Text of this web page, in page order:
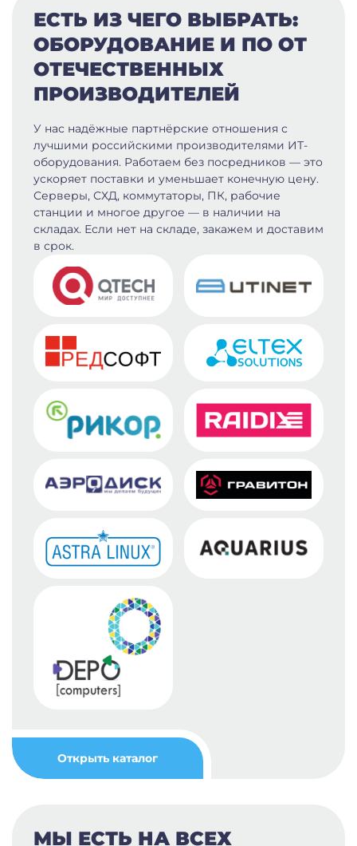
ЕСТЬ ИЗ ЧЕГО ВЫБРАТЬ:
ОБОРУДОВАНИЕ И ПО ОТ
ОТЕЧЕСТВЕННЫХ
ПРОИЗВОДИТЕЛЕЙ
У нас надёжные партнёрские отношения с
лучшими российскими производителями ИТ-
оборудования. Работаем без посредников — это
ускоряет поставки и уменьшает конечную цену.
Серверы, СХД, коммутаторы, ПК, рабочие
станции и многое другое — в наличии на
складах. Если нет на складе, закажем и доставим
в срок.
Открыть каталог
МЫ ЕСТЬ НА ВСЕХ